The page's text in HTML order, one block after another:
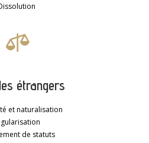

étrangers
et naturalisation
de statuts